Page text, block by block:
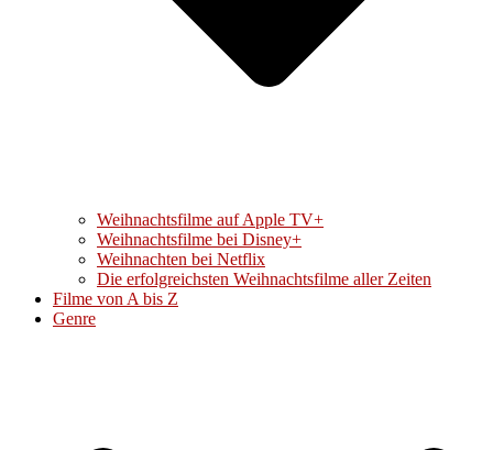
Weihnachtsfilme auf Apple TV+
Weihnachtsfilme bei Disney+
Weihnachten bei Netflix
Die erfolgreichsten Weihnachtsfilme aller Zeiten
Filme von A bis Z
Genre